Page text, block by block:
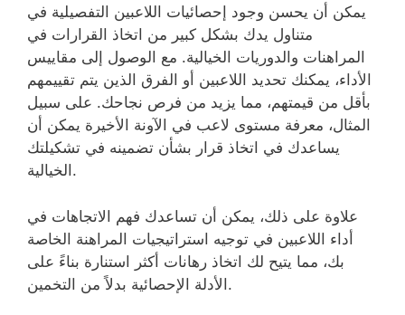
يمكن أن يحسن وجود إحصائيات اللاعبين التفصيلية في
متناول يدك بشكل كبير من اتخاذ القرارات في
المراهنات والدوريات الخيالية. مع الوصول إلى مقاييس
الأداء، يمكنك تحديد اللاعبين أو الفرق الذين يتم تقييمهم
بأقل من قيمتهم، مما يزيد من فرص نجاحك. على سبيل
المثال، معرفة مستوى لاعب في الآونة الأخيرة يمكن أن
يساعدك في اتخاذ قرار بشأن تضمينه في تشكيلتك
الخيالية.
علاوة على ذلك، يمكن أن تساعدك فهم الاتجاهات في
أداء اللاعبين في توجيه استراتيجيات المراهنة الخاصة
بك، مما يتيح لك اتخاذ رهانات أكثر استنارة بناءً على
الأدلة الإحصائية بدلاً من التخمين.